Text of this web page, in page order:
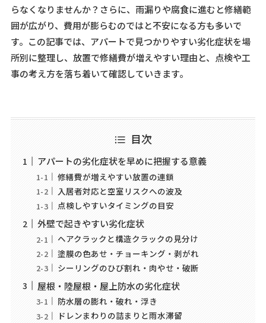
らなくなりませんか？さらに、雨漏りや腐食に進むと修繕範
囲が広がり、費用が膨らむのではと不安になる方も多いで
す。この記事では、アパートで見つかりやすい劣化症状を場
所別に整理し、放置で修繕費が増えやすい理由と、点検や工
事の考え方を落ち着いて確認していきます。
目次
アパートの劣化症状を早めに把握する意義
修繕費が増えやすい放置の連鎖
入居者対応と空室リスクへの波及
点検しやすいタイミングの目安
外壁で起きやすい劣化症状
ヘアクラックと構造クラックの見分け
塗膜の色あせ・チョーキング・剥がれ
シーリングのひび割れ・肉やせ・破断
屋根・陸屋根・屋上防水の劣化症状
防水層の膨れ・破れ・浮き
ドレンまわりの詰まりと雨水滞留